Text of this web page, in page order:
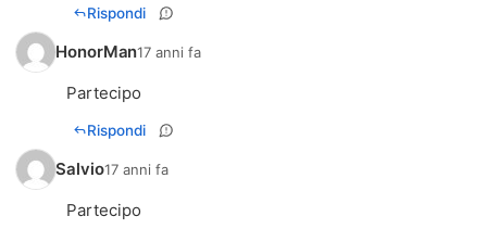
Rispondi
HonorMan17 anni fa
Partecipo
Rispondi
Salvio17 anni fa
Partecipo